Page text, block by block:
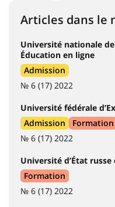
Articles dans le
Université nationale
Éducation en ligne
Admission
№ 6 (17) 2022
Université fédérale
Admission
Formation
№ 6 (17) 2022
Université d’État
Formation
№ 6 (17) 2022